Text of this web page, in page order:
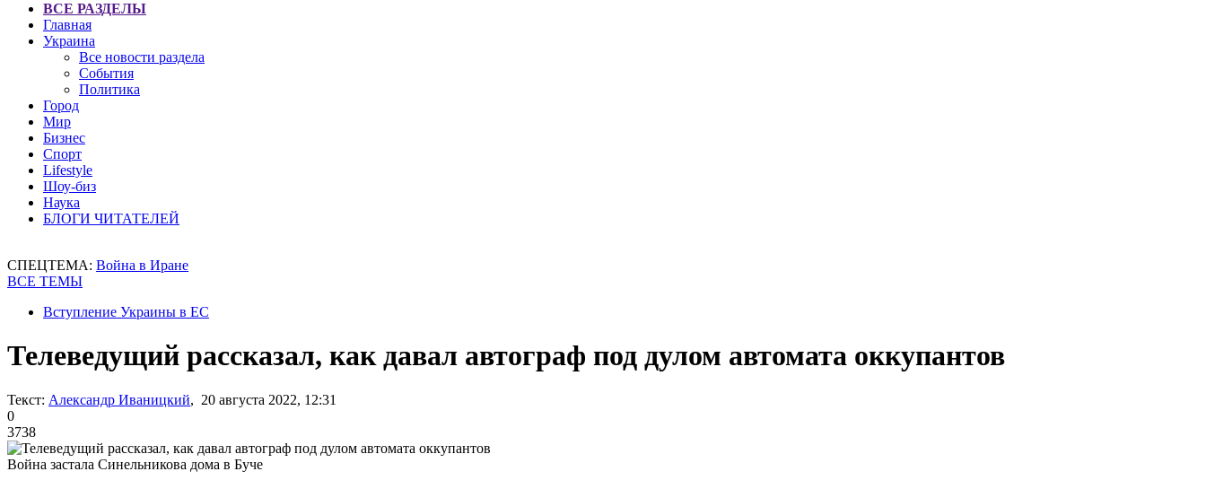
ВСЕ РАЗДЕЛЫ
Главная
Украина
Все новости раздела
События
Политика
Город
Мир
Бизнес
Спорт
Lifestyle
Шоу-биз
Наука
БЛОГИ ЧИТАТЕЛЕЙ
СПЕЦТЕМА: Война в Иране
ВСЕ ТЕМЫ
Вступление Украины в ЕС
Телеведущий рассказал, как давал автограф под дулом автомата оккупантов
Текст: Александр Иваницкий, 20 августа 2022, 12:31
0
3738
Война застала Синельникова дома в Буче